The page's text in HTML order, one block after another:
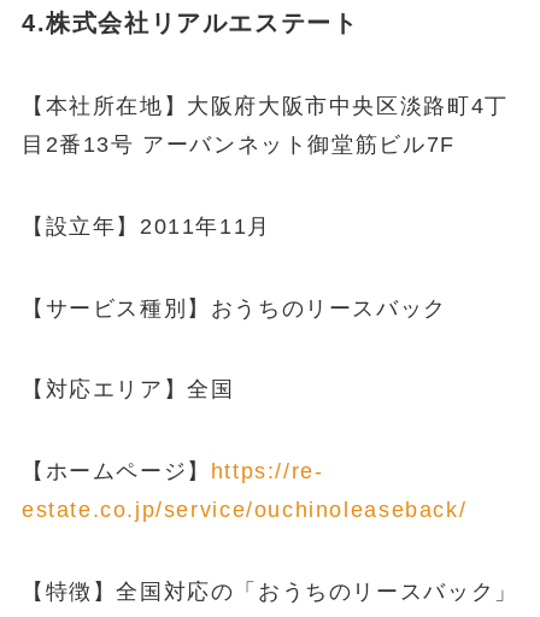
4.株式会社リアルエステート
【本社所在地】大阪府大阪市中央区淡路町4丁
目2番13号 アーバンネット御堂筋ビル7F
【設立年】2011年11月
【サービス種別】おうちのリースバック
【対応エリア】全国
【ホームページ】
https://re-
estate.co.jp/service/ouchinoleaseback/
【特徴】全国対応の「おうちのリースバック」